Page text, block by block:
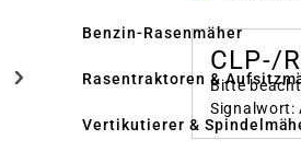
Benzin-Rasenmäher
Rasentraktoren &
Vertikutierer &
CLP-/
Bitte
Signalwort: